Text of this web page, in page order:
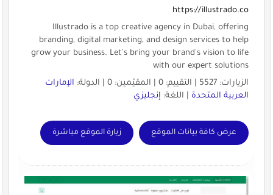
https://illustrado.co
Illustrado is a top creative agency in Dubai, offering
branding, digital marketing, and design services to help
grow your business. Let's bring your brand's vision to life
with our expert solutions
الزيارات: 5527 | التقييم: 0 | المقيّمين: 0 | الدولة:
الإمارات
العربية المتحدة| اللغة: إنجليزي
عرض كافة بيانات الموقع زيارة الموقع مباشرة